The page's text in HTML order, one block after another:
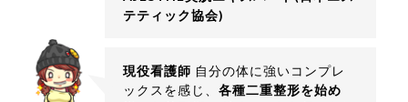
テティック協会)
現役看護師 自分の体に強いコンプレ
ックスを感じ、 各種二重整形を始め